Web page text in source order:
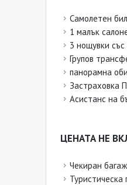
Самолетен
1 малък
3 нощувки
Групов
панорамна
Застраховка
Асистанс на
ЦЕНАТА НЕ
Чекиран
Туристическа